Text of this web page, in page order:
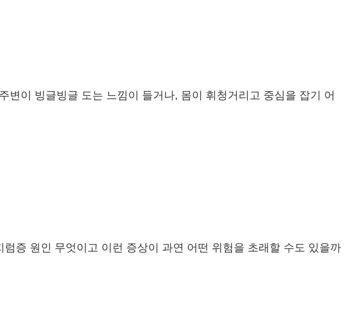
이 빙글빙글 도는 느낌이 들거나, 몸이 휘청거리고 중심을 잡기 어
증 원인 무엇이고 이런 증상이 과연 어떤 위험을 초래할 수도 있을까